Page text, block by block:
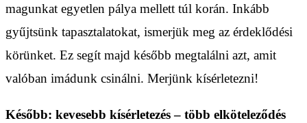
magunkat egyetlen pálya mellett túl korán. Inkább
gyűjtsünk tapasztalatokat, ismerjük meg az érdeklődési
körünket. Ez segít majd később megtalálni azt, amit
valóban imádunk csinálni. Merjünk kísérletezni!
Később: kevesebb kísérletezés – több elköteleződés